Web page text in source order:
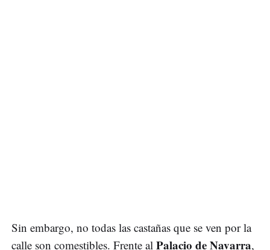
Sin embargo, no todas las castañas que se ven por la
calle son comestibles. Frente al Palacio de Navarra,